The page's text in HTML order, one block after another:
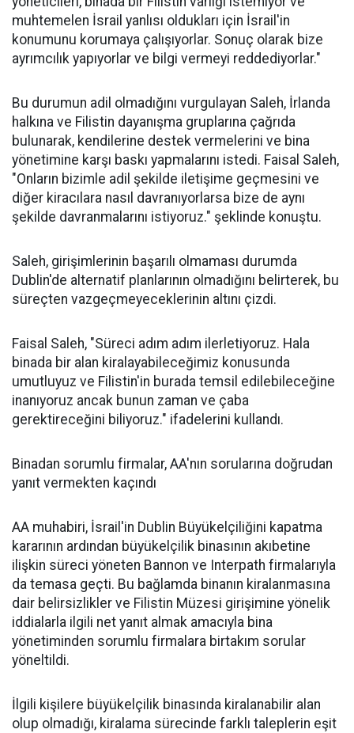
muhtemelen İsrail yanlısı oldukları için İsrail'in
konumunu korumaya çalışıyorlar. Sonuç olarak bize
ayrımcılık yapıyorlar ve bilgi vermeyi reddediyorlar."
Bu durumun adil olmadığını vurgulayan Saleh, İrlanda
halkına ve Filistin dayanışma gruplarına çağrıda
bulunarak, kendilerine destek vermelerini ve bina
yönetimine karşı baskı yapmalarını istedi. Faisal Saleh,
"Onların bizimle adil şekilde iletişime geçmesini ve
diğer kiracılara nasıl davranıyorlarsa bize de aynı
şekilde davranmalarını istiyoruz." şeklinde konuştu.
Saleh, girişimlerinin başarılı olmaması durumda
Dublin'de alternatif planlarının olmadığını belirterek, bu
süreçten vazgeçmeyeceklerinin altını çizdi.
Faisal Saleh, "Süreci adım adım ilerletiyoruz. Hala
binada bir alan kiralayabileceğimiz konusunda
umutluyuz ve Filistin'in burada temsil edilebileceğine
inanıyoruz ancak bunun zaman ve çaba
gerektireceğini biliyoruz." ifadelerini kullandı.
Binadan sorumlu firmalar, AA'nın sorularına doğrudan
yanıt vermekten kaçındı
AA muhabiri, İsrail'in Dublin Büyükelçiliğini kapatma
kararının ardından büyükelçilik binasının akıbetine
ilişkin süreci yöneten Bannon ve Interpath firmalarıyla
da temasa geçti. Bu bağlamda binanın kiralanmasına
dair belirsizlikler ve Filistin Müzesi girişimine yönelik
iddialarla ilgili net yanıt almak amacıyla bina
yönetiminden sorumlu firmalara birtakım sorular
yöneltildi.
İlgili kişilere büyükelçilik binasında kiralanabilir alan
olup olmadığı, kiralama sürecinde farklı taleplerin eşit